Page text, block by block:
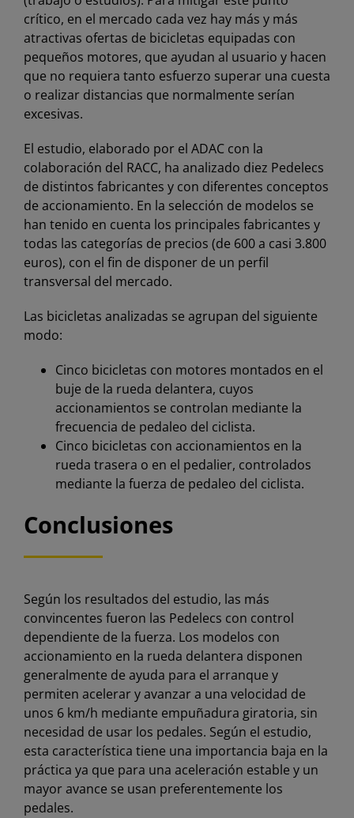
crítico, en el mercado cada vez hay más y más
atractivas ofertas de bicicletas equipadas con
pequeños motores, que ayudan al usuario y hacen
que no requiera tanto esfuerzo superar una cuesta
o realizar distancias que normalmente serían
excesivas.
El estudio, elaborado por el ADAC con la
colaboración del RACC, ha analizado diez Pedelecs
de distintos fabricantes y con diferentes conceptos
de accionamiento. En la selección de modelos se
han tenido en cuenta los principales fabricantes y
todas las categorías de precios (de 600 a casi 3.800
euros), con el fin de disponer de un perfil
transversal del mercado.
Las bicicletas analizadas se agrupan del siguiente
modo:
Cinco bicicletas con motores montados en el
buje de la rueda delantera, cuyos
accionamientos se controlan mediante la
frecuencia de pedaleo del ciclista.
Cinco bicicletas con accionamientos en la
rueda trasera o en el pedalier, controlados
mediante la fuerza de pedaleo del ciclista.
Conclusiones
Según los resultados del estudio, las más
convincentes fueron las Pedelecs con control
dependiente de la fuerza. Los modelos con
accionamiento en la rueda delantera disponen
generalmente de ayuda para el arranque y
permiten acelerar y avanzar a una velocidad de
unos 6 km/h mediante empuñadura giratoria, sin
necesidad de usar los pedales. Según el estudio,
esta característica tiene una importancia baja en la
práctica ya que para una aceleración estable y un
mayor avance se usan preferentemente los
pedales.